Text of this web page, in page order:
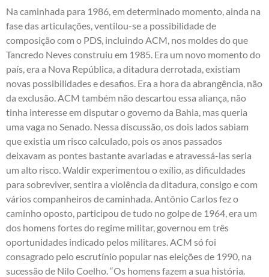
Na caminhada para 1986, em determinado momento, ainda na
fase das articulações, ventilou-se a possibilidade de
composição com o PDS, incluindo ACM, nos moldes do que
Tancredo Neves construiu em 1985. Era um novo momento do
país, era a Nova República, a ditadura derrotada, existiam
novas possibilidades e desafios. Era a hora da abrangência, não
da exclusão. ACM também não descartou essa aliança, não
tinha interesse em disputar o governo da Bahia, mas queria
uma vaga no Senado. Nessa discussão, os dois lados sabiam
que existia um risco calculado, pois os anos passados
deixavam as pontes bastante avariadas e atravessá-las seria
um alto risco. Waldir experimentou o exílio, as dificuldades
para sobreviver, sentira a violência da ditadura, consigo e com
vários companheiros de caminhada. Antônio Carlos fez o
caminho oposto, participou de tudo no golpe de 1964, era um
dos homens fortes do regime militar, governou em três
oportunidades indicado pelos militares. ACM só foi
consagrado pelo escrutínio popular nas eleições de 1990, na
sucessão de Nilo Coelho. “Os homens fazem a sua história.